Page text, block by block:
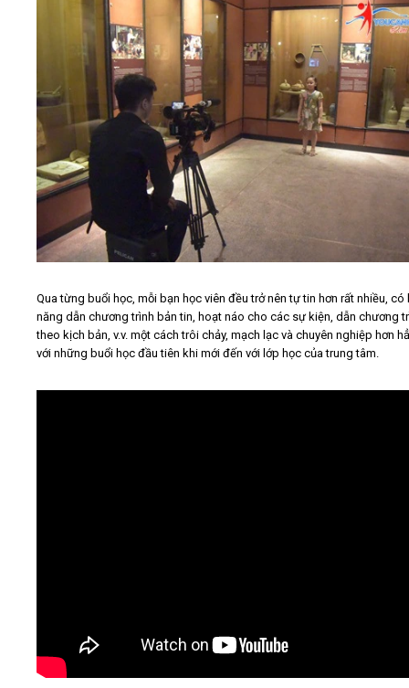
Qua từng buổi học, mỗi bạn học viên đều trở nên tự tin hơn rất nhiều, có
năng dẫn chương trình bản tin, hoạt náo cho các sự kiện, dẫn chương
theo kịch bản, v.v. một cách trôi chảy, mạch lạc và chuyên nghiệp hơn
với những buổi học đầu tiên khi mới đến với lớp học của trung tâm.